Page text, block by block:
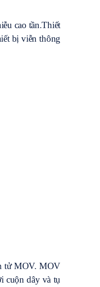
cao tần.Thiết
bị viễn thông
tử MOV. MOV
cuộn dây và tụ